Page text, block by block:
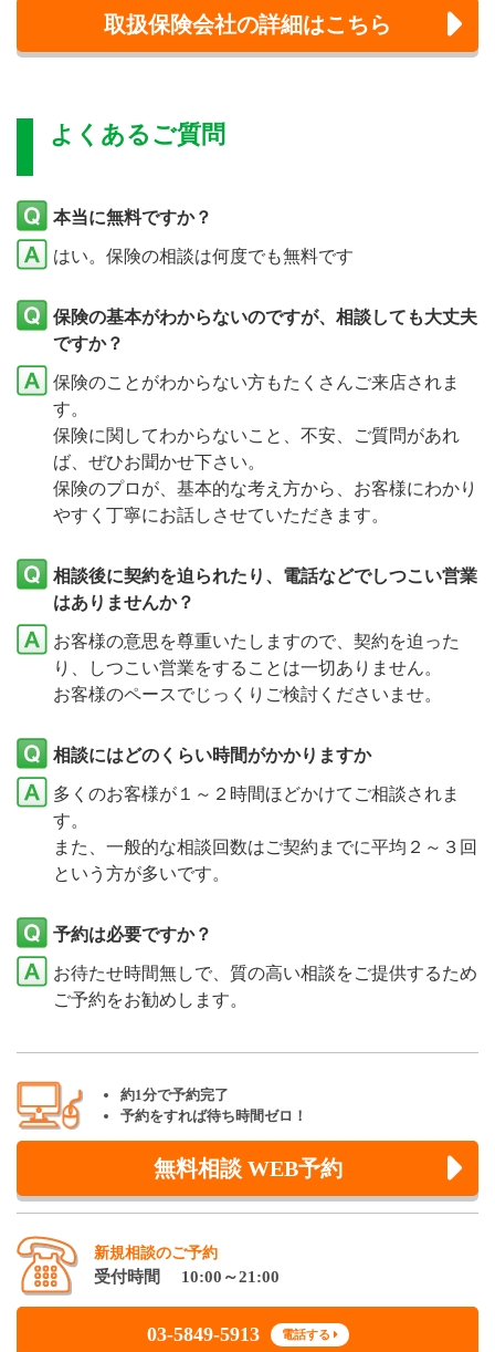
取扱保険会社の詳細はこちら
よくあるご質問
本当に無料ですか？
はい。保険の相談は何度でも無料です
保険の基本がわからないのですが、相談しても大丈夫
ですか？
保険のことがわからない方もたくさんご来店されま
す。
保険に関してわからないこと、不安、ご質問があれ
ば、ぜひお聞かせ下さい。
保険のプロが、基本的な考え方から、お客様にわかり
やすく丁寧にお話しさせていただきます。
相談後に契約を迫られたり、電話などでしつこい営業
はありませんか？
お客様の意思を尊重いたしますので、契約を迫った
り、しつこい営業をすることは一切ありません。
お客様のペースでじっくりご検討くださいませ。
相談にはどのくらい時間がかかりますか
多くのお客様が１～２時間ほどかけてご相談されま
す。
また、一般的な相談回数はご契約までに平均２～３回
という方が多いです。
予約は必要ですか？
お待たせ時間無しで、質の高い相談をご提供するため
ご予約をお勧めします。
約1分で予約完了
予約をすれば待ち時間ゼロ！
無料相談 WEB予約
新規相談のご予約
受付時間 10:00～21:00
03-5849-5913 電話する